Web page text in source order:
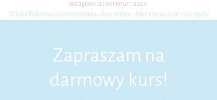
Instagram did not return a 200.
Szkoła Rodzenia z położną Kasią – kurs online – Kliknij by poznać szczegóły
Zapraszam na
darmowy kurs!